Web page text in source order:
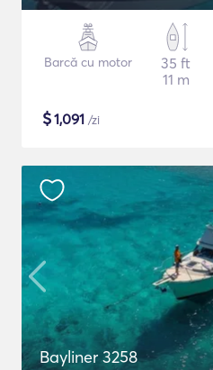
Barcă cu motor
35 ft
11 m
$1,091 /zi
Bayliner 3258